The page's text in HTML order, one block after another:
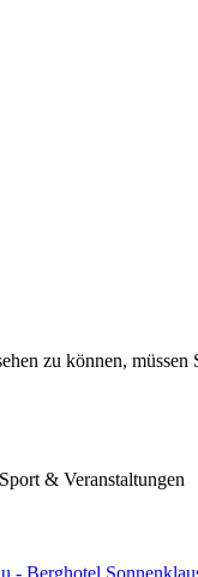
zu können, müssen
& Veranstaltungen